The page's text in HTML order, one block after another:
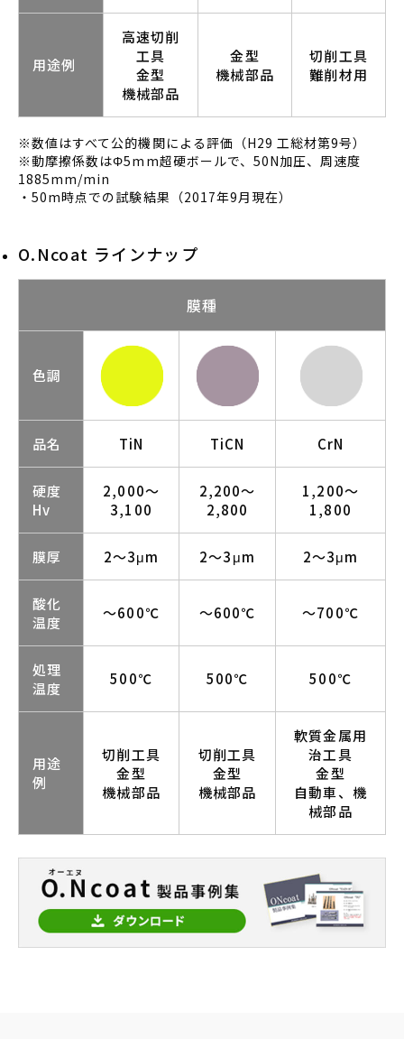
用途例
高速切削
工具
金型
機械部品
金型
機械部品
切削工具
難削材用
※数値はすべて公的機関による評価（H29 工総材第9号）
※動摩擦係数はΦ5mm超硬ボールで、50N加圧、周速度
1885mm/min
・50m時点での試験結果（2017年9月現在）
O.Ncoat ラインナップ
膜種
色調
品名 TiN TiCN CrN
硬度
Hv
2,000～
3,100
2,200～
2,800
1,200～
1,800
膜厚 2～3μm 2～3μm 2～3μm
酸化
温度
～600℃ ～600℃ ～700℃
処理
温度
500℃ 500℃ 500℃
用途
例
切削工具
金型
機械部品
切削工具
金型
機械部品
軟質金属用
治工具
金型
自動車、機
械部品